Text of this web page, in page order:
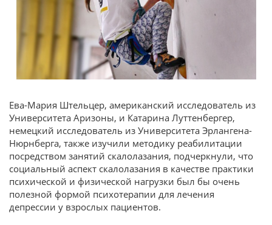
Ева-Мария Штельцер, американский исследователь из
Университета Аризоны, и Катарина Луттенбергер,
немецкий исследователь из Университета Эрлангена-
Нюрнберга, также изучили методику реабилитации
посредством занятий скалолазания, подчеркнули, что
социальный аспект скалолазания в качестве практики
психической и физической нагрузки был бы очень
полезной формой психотерапии для лечения
депрессии у взрослых пациентов.